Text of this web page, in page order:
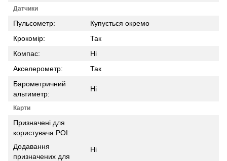
Датчики
Пульсометр:
Купується окремо
Крокомір:
Так
Компас:
Ні
Акселерометр:
Так
Барометричний
альтиметр:
Ні
Карти
Призначені для
користувача POI:
Додавання
призначених для
Ні